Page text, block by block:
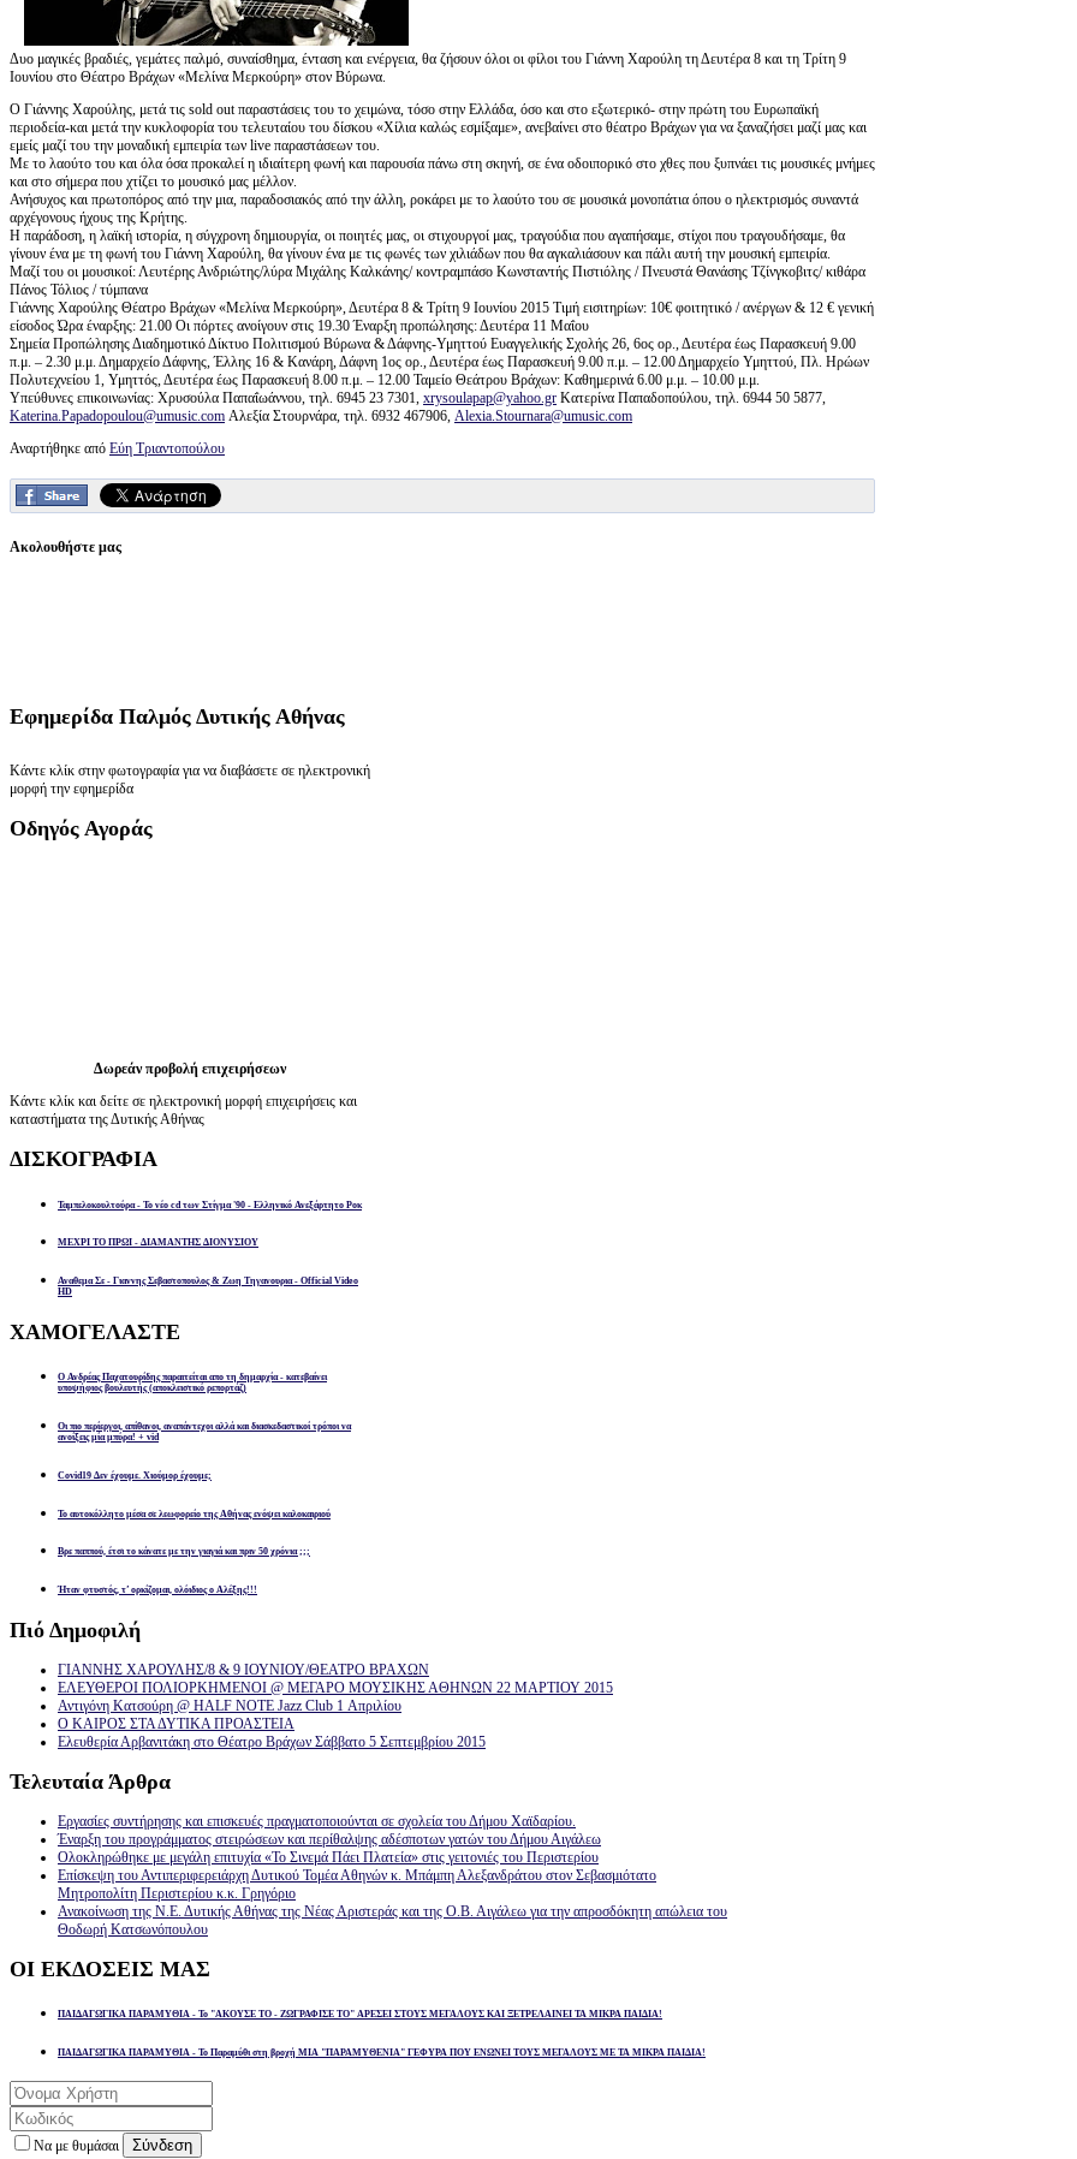
Δυο μαγικές βραδιές, γεμάτες παλμό, συναίσθημα, ένταση και ενέργεια, θα ζήσουν όλοι οι φίλοι του Γιάννη Χαρούλη τη Δευτέρα 8 και τη Τρίτη 9
Ιουνίου στο Θέατρο Βράχων «Μελίνα Μερκούρη» στον Βύρωνα.
Ο Γιάννης Χαρούλης, μετά τις sold out παραστάσεις του το χειμώνα, τόσο στην Ελλάδα, όσο και στο εξωτερικό- στην πρώτη του Ευρωπαϊκή
περιοδεία-και μετά την κυκλοφορία του τελευταίου του δίσκου «Χίλια καλώς εσμίξαμε», ανεβαίνει στο θέατρο Βράχων για να ξαναζήσει μαζί μας και
εμείς μαζί του την μοναδική εμπειρία των live παραστάσεων του.
Με το λαούτο του και όλα όσα προκαλεί η ιδιαίτερη φωνή και παρουσία πάνω στη σκηνή, σε ένα οδοιπορικό στο χθες που ξυπνάει τις μουσικές μνήμες
και στο σήμερα που χτίζει το μουσικό μας μέλλον.
Ανήσυχος και πρωτοπόρος από την μια, παραδοσιακός από την άλλη, ροκάρει με το λαούτο του σε μουσικά μονοπάτια όπου ο ηλεκτρισμός συναντά
αρχέγονους ήχους της Κρήτης.
Η παράδοση, η λαϊκή ιστορία, η σύγχρονη δημιουργία, οι ποιητές μας, οι στιχουργοί μας, τραγούδια που αγαπήσαμε, στίχοι που τραγουδήσαμε, θα
γίνουν ένα με τη φωνή του Γιάννη Χαρούλη, θα γίνουν ένα με τις φωνές των χιλιάδων που θα αγκαλιάσουν και πάλι αυτή την μουσική εμπειρία.
Μαζί του οι μουσικοί: Λευτέρης Ανδριώτης/λύρα Μιχάλης Καλκάνης/ κοντραμπάσο Κωνσταντής Πιστιόλης / Πνευστά Θανάσης Τζίνγκοβιτς/ κιθάρα
Πάνος Τόλιος / τύμπανα
Γιάννης Χαρούλης Θέατρο Βράχων «Μελίνα Μερκούρη», Δευτέρα 8 & Τρίτη 9 Ιουνίου 2015 Τιμή εισιτηρίων: 10€ φοιτητικό / ανέργων & 12 € γενική
είσοδος Ώρα έναρξης: 21.00 Οι πόρτες ανοίγουν στις 19.30 Έναρξη προπώλησης: Δευτέρα 11 Μαΐου
Σημεία Προπώλησης Διαδημοτικό Δίκτυο Πολιτισμού Βύρωνα & Δάφνης-Υμηττού Ευαγγελικής Σχολής 26, 6ος ορ., Δευτέρα έως Παρασκευή 9.00
π.μ. – 2.30 μ.μ. Δημαρχείο Δάφνης, Έλλης 16 & Κανάρη, Δάφνη 1ος ορ., Δευτέρα έως Παρασκευή 9.00 π.μ. – 12.00 Δημαρχείο Υμηττού, Πλ. Ηρώων
Πολυτεχνείου 1, Υμηττός, Δευτέρα έως Παρασκευή 8.00 π.μ. – 12.00 Ταμείο Θεάτρου Βράχων: Καθημερινά 6.00 μ.μ. – 10.00 μ.μ.
Υπεύθυνες επικοινωνίας: Χρυσούλα Παπαΐωάννου, τηλ. 6945 23 7301, xrysoulapap@yahoo.gr Κατερίνα Παπαδοπούλου, τηλ. 6944 50 5877,
Katerina.Papadopoulou@umusic.com Αλεξία Στουρνάρα, τηλ. 6932 467906, Alexia.Stournara@umusic.com
Αναρτήθηκε από Εύη Τριαντοπούλου
Ακολουθήστε μας
Εφημερίδα Παλμός Δυτικής Αθήνας
Κάντε κλίκ στην φωτογραφία για να διαβάσετε σε ηλεκτρονική
μορφή την εφημερίδα
Οδηγός Αγοράς
Δωρεάν προβολή επιχειρήσεων
Κάντε κλίκ και δείτε σε ηλεκτρονική μορφή επιχειρήσεις και
καταστήματα της Δυτικής Αθήνας
ΔΙΣΚΟΓΡΑΦΙΑ
Ταμπελοκουλτούρα - Το νέο cd των Στίγμα '90 - Ελληνικό Ανεξάρτητο Ροκ
ΜΕΧΡΙ ΤΟ ΠΡΩΙ - ΔΙΑΜΑΝΤΗΣ ΔΙΟΝΥΣΙΟΥ
Αναθεμα Σε - Γιαννης Σεβαστοπουλος & Ζωη Τηγανουρια - Official Video
HD
ΧΑΜΟΓΕΛΑΣΤΕ
Ο Ανδρέας Παχατουρίδης παραιτείται απο τη δημαρχία - κατεβαίνει
υποψήφιος βουλευτής (αποκλειστικό ρεπορτάζ)
Οι πιο περίεργοι, απίθανοι, αναπάντεχοι αλλά και διασκεδαστικοί τρόποι να
ανοίξεις μία μπύρα! + vid
Covid19 Δεν έχουμε. Χιούμορ έχουμε;
Το αυτοκόλλητο μέσα σε λεωφορείο της Αθήνας ενόψει καλοκαιριού
Βρε παππού, έτσι το κάνατε με την γιαγιά και πριν 50 χρόνια ;;;
Ήταν φτυστός, τ’ ορκίζομαι, ολόιδιος ο Αλέξης!!!
Πιό Δημοφιλή
ΓΙΑΝΝΗΣ ΧΑΡΟΥΛΗΣ/8 & 9 ΙΟΥΝΙΟΥ/ΘΕΑΤΡΟ ΒΡΑΧΩΝ
ΕΛΕΥΘΕΡΟΙ ΠΟΛΙΟΡΚΗΜΕΝΟΙ @ ΜΕΓΑΡΟ ΜΟΥΣΙΚΗΣ ΑΘΗΝΩΝ 22 ΜΑΡΤΙΟΥ 2015
Αντιγόνη Κατσούρη @ HALF NOTE Jazz Club 1 Απριλίου
Ο ΚΑΙΡΟΣ ΣΤΑ ΔΥΤΙΚΑ ΠΡΟΑΣΤΕΙΑ
Ελευθερία Αρβανιτάκη στο Θέατρο Βράχων Σάββατο 5 Σεπτεμβρίου 2015
Τελευταία Άρθρα
Εργασίες συντήρησης και επισκευές πραγματοποιούνται σε σχολεία του Δήμου Χαϊδαρίου.
Έναρξη του προγράμματος στειρώσεων και περίθαλψης αδέσποτων γατών του Δήμου Αιγάλεω
Ολοκληρώθηκε με μεγάλη επιτυχία «Το Σινεμά Πάει Πλατεία» στις γειτονιές του Περιστερίου
Επίσκεψη του Αντιπεριφερειάρχη Δυτικού Τομέα Αθηνών κ. Μπάμπη Αλεξανδράτου στον Σεβασμιότατο
Μητροπολίτη Περιστερίου κ.κ. Γρηγόριο
Ανακοίνωση της Ν.Ε. Δυτικής Αθήνας της Νέας Αριστεράς και της Ο.Β. Αιγάλεω για την απροσδόκητη απώλεια του
Θοδωρή Κατσωνόπουλου
ΟΙ ΕΚΔΟΣΕΙΣ ΜΑΣ
ΠΑΙΔΑΓΩΓΙΚΑ ΠΑΡΑΜΥΘΙΑ - Το "ΑΚΟΥΣΕ ΤΟ - ΖΩΓΡΑΦΙΣΕ ΤΟ" ΑΡΕΣΕΙ ΣΤΟΥΣ ΜΕΓΑΛΟΥΣ ΚΑΙ ΞΕΤΡΕΛΑΙΝΕΙ ΤΑ ΜΙΚΡΑ ΠΑΙΔΙΑ!
ΠΑΙΔΑΓΩΓΙΚΑ ΠΑΡΑΜΥΘΙΑ - Το Παραμύθι στη βροχή ΜΙΑ "ΠΑΡΑΜΥΘΕΝΙΑ" ΓΕΦΥΡΑ ΠΟΥ ΕΝΩΝΕΙ ΤΟΥΣ ΜΕΓΑΛΟΥΣ ΜΕ ΤΑ ΜΙΚΡΑ ΠΑΙΔΙΑ!
Να με θυμάσαι Σύνδεση